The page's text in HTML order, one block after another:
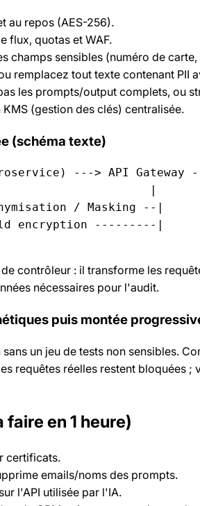
au repos (AES-256).
flux, quotas et WAF.
champs sensibles (numéro de
remplacez tout texte contenant PII
les prompts/output complets, ou
(gestion des clés) centralisée.
(schéma texte)
---> API
/ Masking --|
encryption ---------|
contrôleur : il transforme les
nécessaires pour l'audit.
puis montée
un jeu de tests non sensibles.
requêtes réelles restent bloquées ;
en 1 heure)
certificats.
emails/noms des prompts.
l'API utilisée par l'IA.